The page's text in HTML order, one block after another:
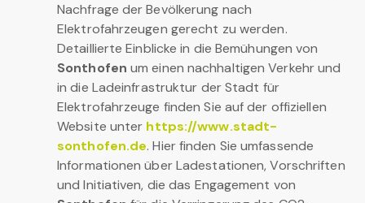
Nachfrage der Bevölkerung nach
Elektrofahrzeugen gerecht zu werden.
Detaillierte Einblicke in die Bemühungen von
Sonthofen um einen nachhaltigen Verkehr und
in die Ladeinfrastruktur der Stadt für
Elektrofahrzeuge finden Sie auf der offiziellen
Website unter https://www.stadt-
sonthofen.de. Hier finden Sie umfassende
Informationen über Ladestationen, Vorschriften
und Initiativen, die das Engagement von